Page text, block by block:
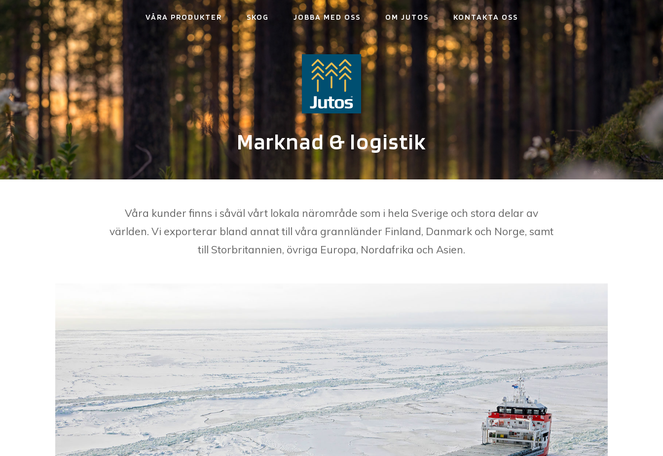
Hoppa
innehåll
VÅRA PRODUKTER SKOG JOBBA MED OSS OM JUTOS KONTAKTA OSS
Marknad & logistik
Våra kunder finns i såväl vårt lokala närområde som i hela Sverige och stora delar av
världen. Vi exporterar bland annat till våra grannländer Finland, Danmark och Norge, samt
till Stor­britannien, övriga Europa, Nordafrika och Asien.